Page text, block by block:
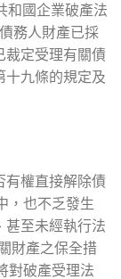
和國企業破產法
務人財產已採
裁定受理有關債
十九條的規定及
有權直接解除債
，也不乏發生
甚至未經執行法
財產之保全措
對破產受理法